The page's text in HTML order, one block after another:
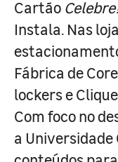
Cartão
Instala. Nas
Fábrica de
lockers e
Com foco no
a